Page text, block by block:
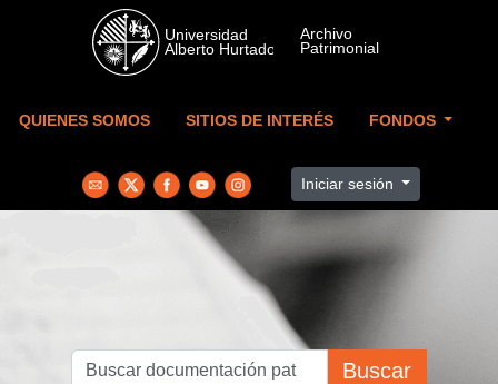
Skip to main content
QUIENES SOMOS SITIOS DE INTERÉS FONDOS
Iniciar sesión
Buscar